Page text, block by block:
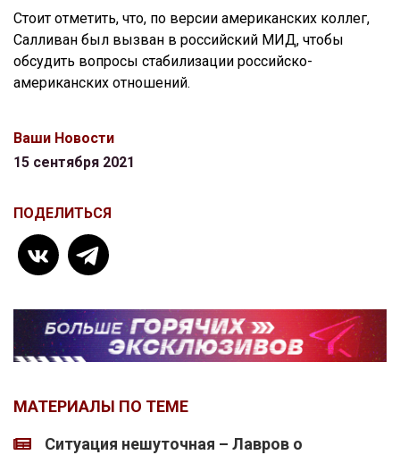
Стоит отметить, что, по версии американских коллег,
Салливан был вызван в российский МИД, чтобы
обсудить вопросы стабилизации российско-
американских отношений.
Ваши Новости
15 сентября 2021
ПОДЕЛИТЬСЯ
МАТЕРИАЛЫ ПО ТЕМЕ
Ситуация нешуточная – Лавров о